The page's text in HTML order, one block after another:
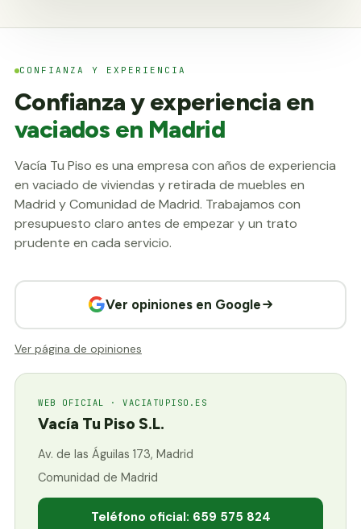
CONFIANZA Y EXPERIENCIA
Confianza y experiencia en
vaciados en Madrid
Vacía Tu Piso es una empresa con años de experiencia
en vaciado de viviendas y retirada de muebles en
Madrid y Comunidad de Madrid. Trabajamos con
presupuesto claro antes de empezar y un trato
prudente en cada servicio.
Ver opiniones en Google
Ver página de opiniones
WEB OFICIAL · VACIATUPISO.ES
Vacía Tu Piso S.L.
Av. de las Águilas 173, Madrid
Comunidad de Madrid
Teléfono oficial: 659 575 824